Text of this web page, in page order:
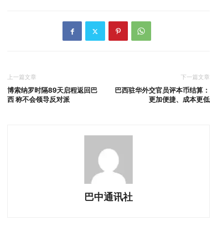
上一篇文章
博索纳罗时隔89天启程返回巴
西 称不会领导反对派
下一篇文章
巴西驻华外交官员评本币结算：
更加便捷、成本更低
巴中通讯社